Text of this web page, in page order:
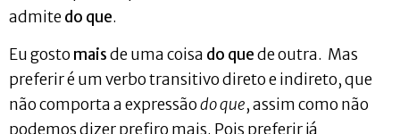
admitedo que.
Eu gosto maisde uma coisa do quede outra. Mas
preferir é um verbo transitivo direto e indireto, que
não comporta a expressãodo que, assim como não
podemos dizer prefiro mais. Pois preferir já